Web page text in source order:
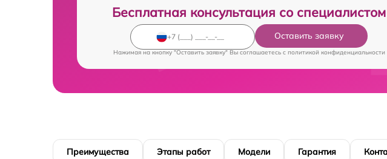
Бесплатная консультация со специалистом
Оставить заявку
Нажимая на кнопку "Оставить заявку" Вы соглашаетесь c политикой конфиденциальности
Преимущества Этапы работ Модели Гарантия